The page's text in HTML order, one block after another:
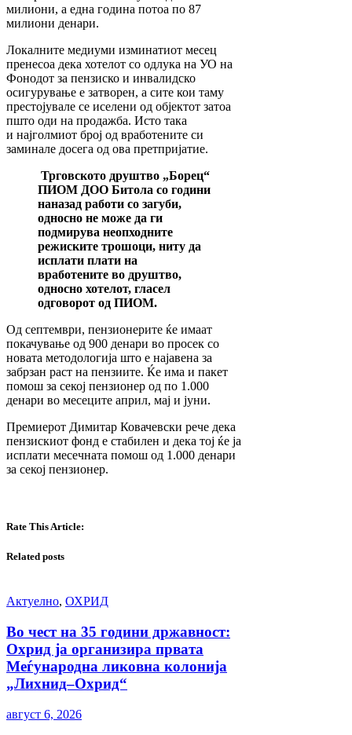
милиони, а една година потоа по 87
милиони денари.
Локалните медиуми изминатиот месец
пренесоа дека хотелот со одлука на УО на
Фонодот за пензиско и инвалидско
осигурување е затворен, а сите кои таму
престојувале се иселени од објектот затоа
пшто оди на продажба. Исто така
и најголмиот број од вработените си
заминале досега од ова претпријатие.
Трговското друштво „Борец“
ПИОМ ДОО Битола со години
наназад работи со загуби,
односно не може да ги
подмирува неопходните
режиските трошоци, ниту да
исплати плати на
вработените во друштво,
односно хотелот, гласел
одговорот од ПИОМ.
Од септември, пензионерите ќе имаат
покачување од 900 денари во просек со
новата методологија што е најавена за
забрзан раст на пензиите. Ќе има и пакет
помош за секој пензионер од по 1.000
денари во месеците април, мај и јуни.
Премиерот Димитар Ковачевски рече дека
пензискиот фонд е стабилен и дека тој ќе ја
исплати месечната помош од 1.000 денари
за секој пензионер.
Rate This Article:
Related posts
Актуелно, ОХРИД
Во чест на 35 години државност:
Охрид ја организира првата
Меѓународна ликовна колонија
„Лихнид–Охрид“
август 6, 2026